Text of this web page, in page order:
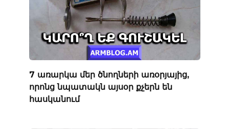
7 առարկա մեր ծնողների առօրյայից,
որոնց նպատակն այսօր քչերն են
հասկանում